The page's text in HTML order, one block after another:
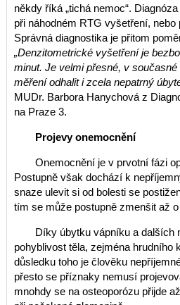
někdy říká „tichá nemoc“.
při náhodném RTG vyšetření, nebo
Správná diagnostika je přitom
„Denzitometrické vyšetření je
minut. Je velmi přesné, v
měření odhalit i zcela nepatrný
MUDr. Barbora Hanychová z
na Praze 3.
Projevy onemocnění
Onemocnění je v prvotní fázi
Postupně však dochází k
snaze ulevit si od bolesti se
tím se může postupně zmenšit až
Díky úbytku vápníku a dalších
pohyblivost těla, zejména hrudního
důsledku toho je člověku
přesto se příznaky nemusí
mnohdy se na osteoporózu přijde